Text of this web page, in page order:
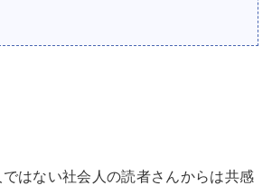
はない社会人の読者さんからは共感